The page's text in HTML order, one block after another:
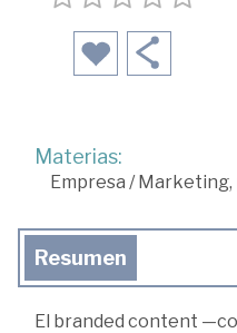
Materias:
Empresa /Marketing,
Resumen
El branded content